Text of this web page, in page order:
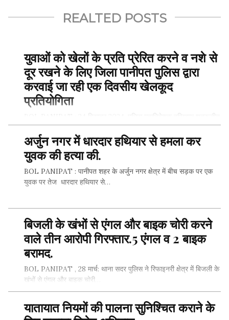
REALTED POSTS
युवाओं को खेलों के प्रति प्रेरित करने व नशे से
दूर रखने के लिए जिला पानीपत पुलिस द्वारा
करवाई जा रही एक दिवसीय खेलकूद
प्रतियोगिता
BOL PANIPAT : 24 दिसम्बर 2024, पुलिस महानिदेशक हरियाणा शत्रुजीत
कपूर आईपीएस के निर्देशन में हरियाणा पुलिस युवाओं को नशे…
SHARE THIS...
अर्जुन नगर में धारदार हथियार से हमला कर
युवक की हत्या की.
BOL PANIPAT : पानीपत शहर के अर्जुन नगर क्षेत्र में बीच सड़क पर एक
युवक पर तेज धारदार हथियार से…
SHARE THIS...
बिजली के खंभों से एंगल और बाइक चोरी करने
वाले तीन आरोपी गिरफ्तार.5 एंगल व 2 बाइक
बरामद.
BOL PANIPAT , 28 मार्च: थाना सदर पुलिस ने रिफाइनरी क्षेत्र में बिजली के
खंभों से एंगल और बाइक चोरी…
यातायात नियमों की पालना सुनिश्चित कराने के